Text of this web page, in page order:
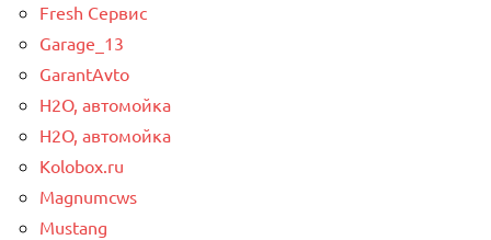
Fresh Сервис
Garage_13
GarantAvto
H2O, автомойка
H2O, автомойка
Kolobox.ru
Magnumcws
Mustang